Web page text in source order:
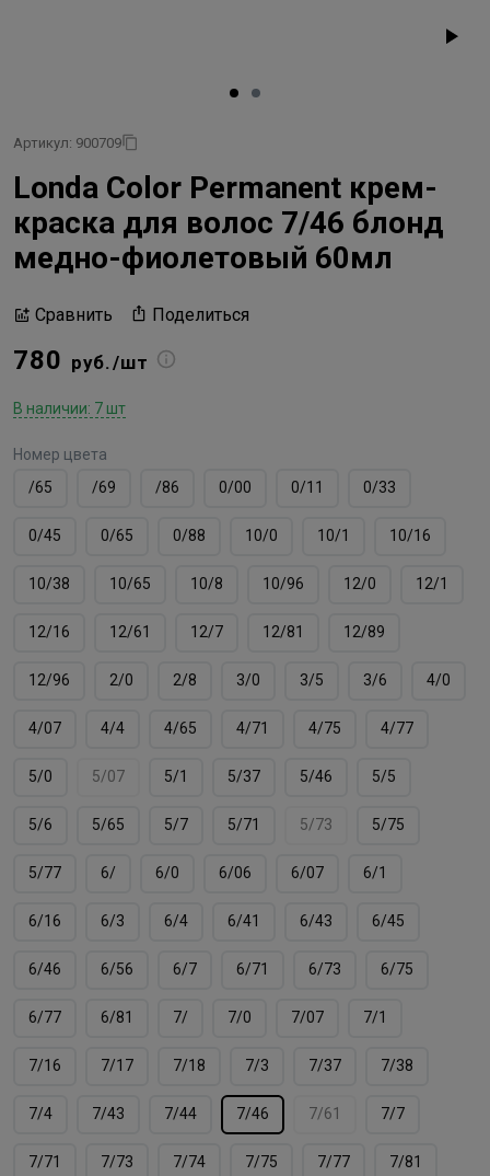
Артикул: 900709
Londa Color Permanent крем-
краска для волос 7/46 блонд
медно-фиолетовый 60мл
Сравнить Поделиться
780 руб./шт
В наличии: 7 шт
Номер цвета
/65
/69 /86 0/00 0/11 0/33
0/45 0/65 0/88 10/0 10/1 10/16
10/38 10/65 10/8 10/96 12/0 12/1
12/16 12/61 12/7 12/81 12/89
12/96 2/0 2/8 3/0 3/5 3/6 4/0
4/07 4/4 4/65 4/71 4/75 4/77
5/0 5/07 5/1 5/37 5/46 5/5
5/6 5/65 5/7 5/71 5/73 5/75
5/77 6/ 6/0 6/06 6/07 6/1
6/16 6/3 6/4 6/41 6/43 6/45
6/46 6/56 6/7 6/71 6/73 6/75
6/77 6/81 7/ 7/0 7/07 7/1
7/16 7/17 7/18 7/3 7/37 7/38
7/4 7/43 7/44 7/46 7/61 7/7
7/71 7/73 7/74 7/75 7/77 7/81